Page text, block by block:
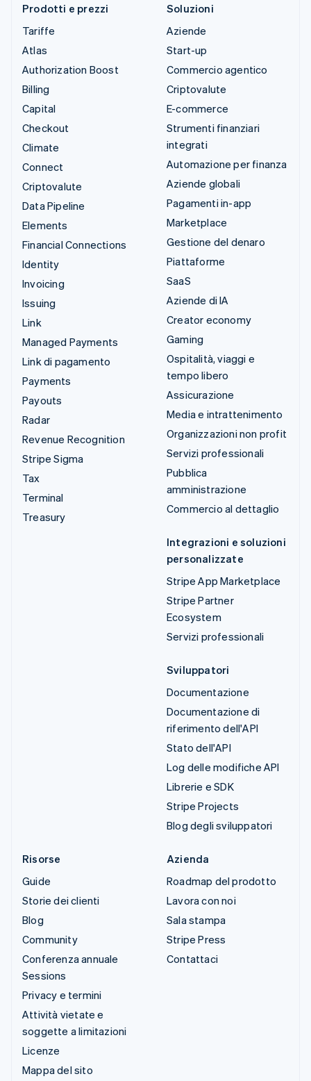
Prodotti e prezzi
Tariffe
Atlas
Authorization Boost
Billing
Capital
Checkout
Climate
Connect
Criptovalute
Data Pipeline
Elements
Financial Connections
Identity
Invoicing
Issuing
Link
Managed Payments
Link di pagamento
Payments
Payouts
Radar
Revenue Recognition
Stripe Sigma
Tax
Terminal
Treasury
Soluzioni
Aziende
Start-up
Commercio agentico
Criptovalute
E-commerce
Strumenti finanziari
integrati
Automazione per finanza
Aziende globali
Pagamenti in-app
Marketplace
Gestione del denaro
Piattaforme
SaaS
Aziende di IA
Creator economy
Gaming
Ospitalità, viaggi e
tempo libero
Assicurazione
Media e intrattenimento
Organizzazioni non profit
Servizi professionali
Pubblica
amministrazione
Commercio al dettaglio
Integrazioni e soluzioni
personalizzate
Stripe App Marketplace
Stripe Partner
Ecosystem
Servizi professionali
Sviluppatori
Documentazione
Documentazione di
riferimento dell'API
Stato dell'API
Log delle modifiche API
Librerie e SDK
Stripe Projects
Blog degli sviluppatori
Risorse
Guide
Storie dei clienti
Blog
Community
Conferenza annuale
Sessions
Privacy e termini
Attività vietate e
soggette a limitazioni
Licenze
Mappa del sito
Azienda
Roadmap del prodotto
Lavora con noi
Sala stampa
Stripe Press
Contattaci